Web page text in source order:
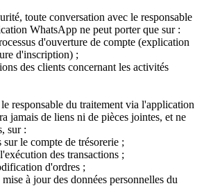
toute conversation avec le responsable
WhatsApp ne peut porter que sur :
d'ouverture de compte (explication
d'inscription) ;
des clients concernant les activités
responsable du traitement via l'application
jamais de liens ni de pièces jointes, et ne
sur :
le compte de trésorerie ;
des transactions ;
d'ordres ;
à jour des données personnelles du